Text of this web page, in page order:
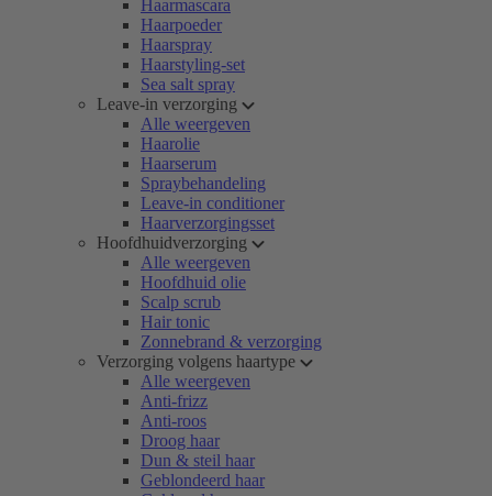
Haarmascara
Haarpoeder
Haarspray
Haarstyling-set
Sea salt spray
Leave-in verzorging
Alle weergeven
Haarolie
Haarserum
Spraybehandeling
Leave-in conditioner
Haarverzorgingsset
Hoofdhuidverzorging
Alle weergeven
Hoofdhuid olie
Scalp scrub
Hair tonic
Zonnebrand & verzorging
Verzorging volgens haartype
Alle weergeven
Anti-frizz
Anti-roos
Droog haar
Dun & steil haar
Geblondeerd haar